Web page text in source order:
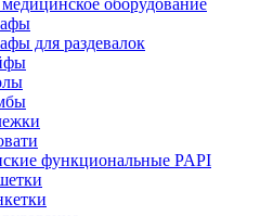
для раздевалок
функциональные PAPI